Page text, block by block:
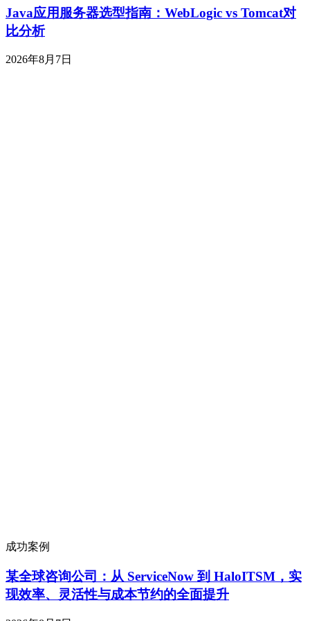
Java应用服务器选型指南：WebLogic vs Tomcat对
比分析
2026年8月7日
成功案例
某全球咨询公司：从 ServiceNow 到 HaloITSM，实
现效率、灵活性与成本节约的全面提升